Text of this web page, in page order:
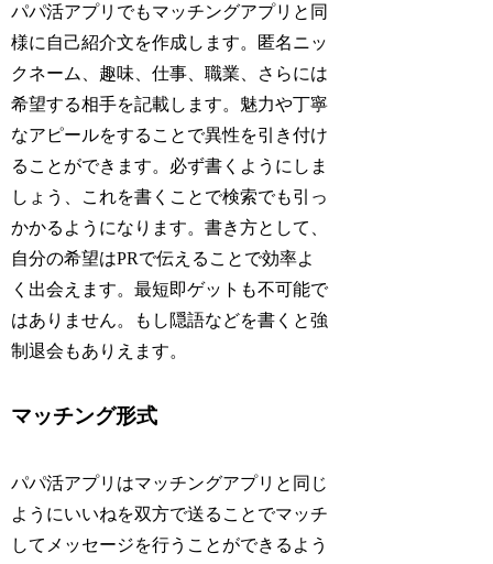
パパ活アプリでもマッチングアプリと同
様に自己紹介文を作成します。匿名ニッ
クネーム、趣味、仕事、職業、さらには
希望する相手を記載します。魅力や丁寧
なアピールをすることで異性を引き付け
ることができます。必ず書くようにしま
しょう、これを書くことで検索でも引っ
かかるようになります。書き方として、
自分の希望はPRで伝えることで効率よ
く出会えます。最短即ゲットも不可能で
はありません。もし隠語などを書くと強
制退会もありえます。
マッチング形式
パパ活アプリはマッチングアプリと同じ
ようにいいねを双方で送ることでマッチ
してメッセージを行うことができるよう